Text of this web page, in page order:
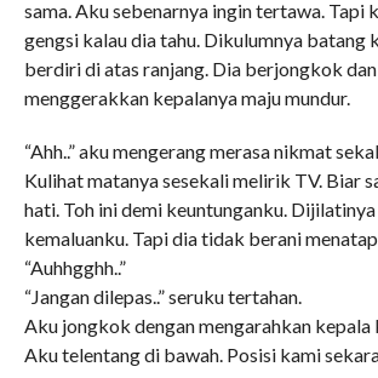
sama. Aku sebenarnya ingin tertawa. Tapi
gengsi kalau dia tahu. Dikulumnya batang
berdiri di atas ranjang. Dia berjongkok
menggerakkan kepalanya maju mundur.
“Ahh..” aku mengerang merasa nikmat
Kulihat matanya sesekali melirik TV. Biar
hati. Toh ini demi keuntunganku.
kemaluanku. Tapi dia tidak berani
“Auhhgghh..”
“Jangan dilepas..” seruku tertahan.
Aku jongkok dengan mengarahkan kepala
Aku telentang di bawah. Posisi kami